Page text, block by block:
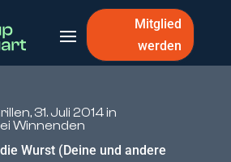
Mitglied
werden
31. Juli 2014 in
Winnenden
Wurst (Deine und andere